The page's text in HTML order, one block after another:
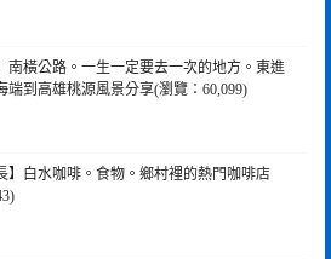
南橫公路。一生一定要去一次的地方。東進
端到高雄桃源風景分享(瀏覽：60,099)
】白水咖啡。食物。鄉村裡的熱門咖啡店